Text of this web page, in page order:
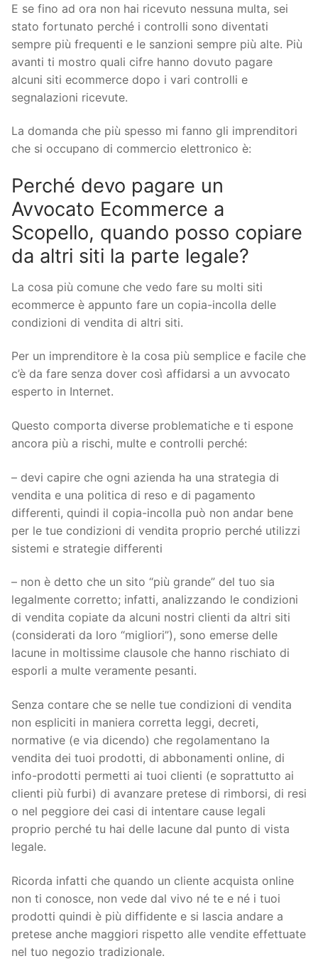
E se fino ad ora non hai ricevuto nessuna multa, sei
stato fortunato perché i controlli sono diventati
sempre più frequenti e le sanzioni sempre più alte. Più
avanti ti mostro quali cifre hanno dovuto pagare
alcuni siti ecommerce dopo i vari controlli e
segnalazioni ricevute.
La domanda che più spesso mi fanno gli imprenditori
che si occupano di commercio elettronico è:
Perché devo pagare un
Avvocato Ecommerce a
Scopello, quando posso copiare
da altri siti la parte legale?
La cosa più comune che vedo fare su molti siti
ecommerce è appunto fare un copia-incolla delle
condizioni di vendita di altri siti.
Per un imprenditore è la cosa più semplice e facile che
c’è da fare senza dover così affidarsi a un avvocato
esperto in Internet.
Questo comporta diverse problematiche e ti espone
ancora più a rischi, multe e controlli perché:
– devi capire che ogni azienda ha una strategia di
vendita e una politica di reso e di pagamento
differenti, quindi il copia-incolla può non andar bene
per le tue condizioni di vendita proprio perché utilizzi
sistemi e strategie differenti
– non è detto che un sito “più grande” del tuo sia
legalmente corretto; infatti, analizzando le condizioni
di vendita copiate da alcuni nostri clienti da altri siti
(considerati da loro “migliori”), sono emerse delle
lacune in moltissime clausole che hanno rischiato di
esporli a multe veramente pesanti.
Senza contare che se nelle tue condizioni di vendita
non espliciti in maniera corretta leggi, decreti,
normative (e via dicendo) che regolamentano la
vendita dei tuoi prodotti, di abbonamenti online, di
info-prodotti permetti ai tuoi clienti (e soprattutto ai
clienti più furbi) di avanzare pretese di rimborsi, di resi
o nel peggiore dei casi di intentare cause legali
proprio perché tu hai delle lacune dal punto di vista
legale.
Ricorda infatti che quando un cliente acquista online
non ti conosce, non vede dal vivo né te e né i tuoi
prodotti quindi è più diffidente e si lascia andare a
pretese anche maggiori rispetto alle vendite effettuate
nel tuo negozio tradizionale.